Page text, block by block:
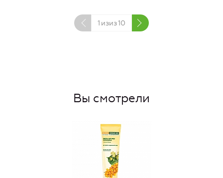
1 изиз10
Вы смотрели